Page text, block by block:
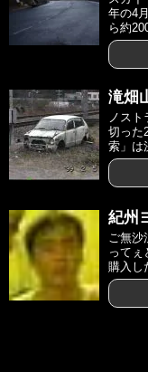
年の4
ら約
滝畑
ノスト
切った
索」は
紀州
ご無沙
ってぇ
購入し